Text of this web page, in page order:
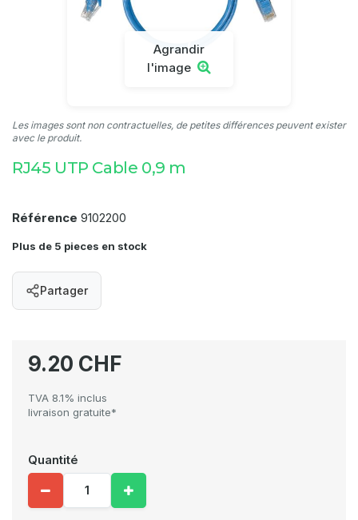
Agrandir
l'image
Les images sont non contractuelles, de petites différences peuvent exister
avec le produit.
RJ45 UTP Cable 0,9 m
Référence 9102200
Plus de 5 pieces en stock
Partager
9.20 CHF
TVA 8.1% inclus
livraison gratuite*
Quantité